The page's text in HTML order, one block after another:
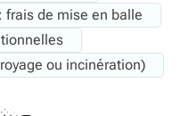
de mise en balle
ou incinération)